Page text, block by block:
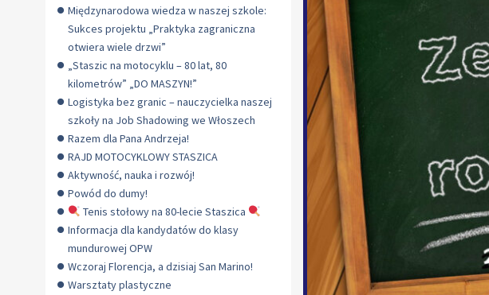
Międzynarodowa wiedza w naszej szkole:
Sukces projektu „Praktyka zagraniczna
otwiera wiele drzwi”
„Staszic na motocyklu – 80 lat, 80
kilometrów” „DO MASZYN!”
Logistyka bez granic – nauczycielka naszej
szkoły na Job Shadowing we Włoszech
Razem dla Pana Andrzeja!
RAJD MOTOCYKLOWY STASZICA
Aktywność, nauka i rozwój!
Powód do dumy!
Tenis stołowy na 80-lecie Staszica
Informacja dla kandydatów do klasy
mundurowej OPW
Wczoraj Florencja, a dzisiaj San Marino!
Warsztaty plastyczne